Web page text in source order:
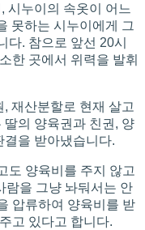
시누이의 속옷이 어느
못하는 시누이에게 그
다. 참으로 앞선 20시
한 곳에서 위력을 발휘
재산분할로 현재 살고
딸의 양육권과 친권, 양
을 받아냈습니다.
도 양육비를 주지 않고
람을 그냥 놔둬서는 안
압류하여 양육비를 받
고 있다고 합니다.